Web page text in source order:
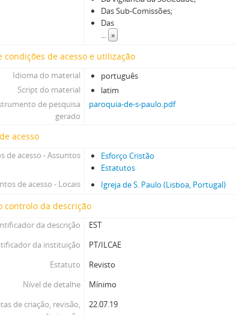
Das Sub-Comissões;
Das
... »
condições de acesso e utilização
Idioma do material
português
Script do material
latim
de pesquisa
gerado
paroquia-de-s-paulo.pdf
acesso
de acesso - Assuntos
Esforço Cristão
Estatutos
de acesso - Locais
Igreja de S. Paulo (Lisboa, Portugal)
controlo da descrição
da descrição
EST
da instituição
PT/ILCAE
Estatuto
Revisto
Nível de detalhe
Mínimo
de criação, revisão,
22.07.19